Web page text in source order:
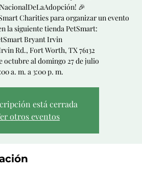
🎉
Charities para organizar un evento
la siguiente tienda PetSmart:
Bryant Irvin
Rd., Fort Worth, TX 76132
octubre al domingo 27 de julio
está cerrada
otros eventos